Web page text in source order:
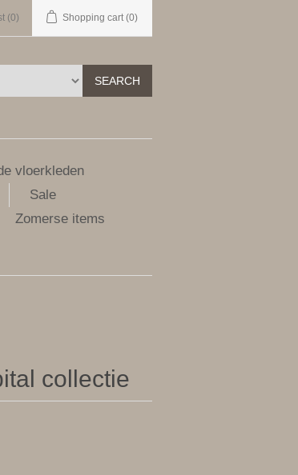
(0) Shopping cart (0)
SEARCH
vloerkleden
Sale
Zomerse items
collectie